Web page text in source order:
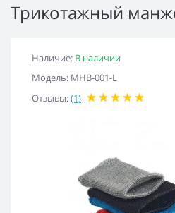
Трикотажный
Наличие: В наличии
Модель: MHB-001-L
Отзывы:(1)